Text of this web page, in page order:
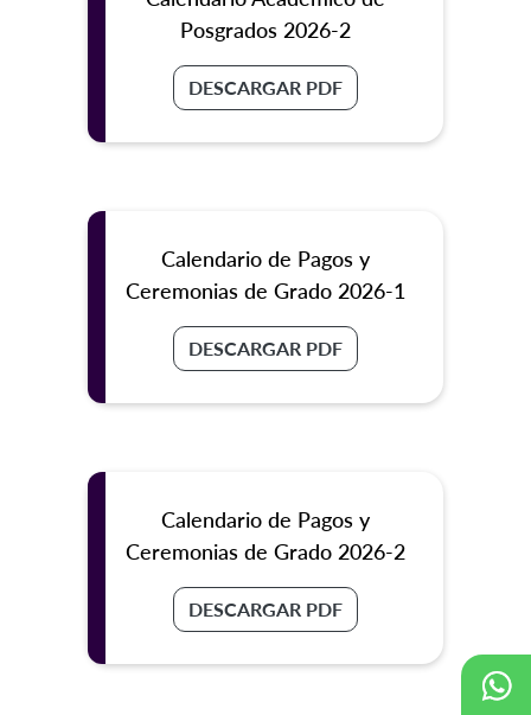
Posgrados 2026-2
DESCARGAR PDF
Calendario de Pagos y
Ceremonias de Grado 2026-1
DESCARGAR PDF
Calendario de Pagos y
Ceremonias de Grado 2026-2
DESCARGAR PDF